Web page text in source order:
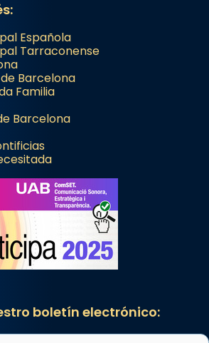
Española
Tarraconense
Barcelona
Familia
Barcelona
boletín electrónico: